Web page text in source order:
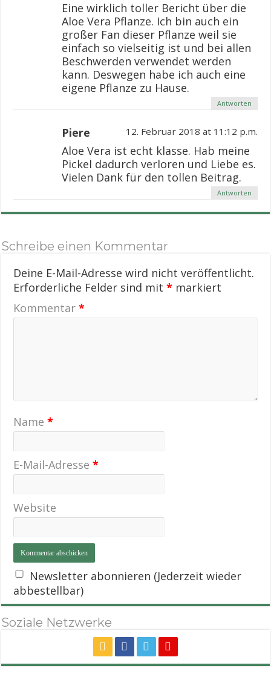
Eine wirklich toller Bericht über die
Aloe Vera Pflanze. Ich bin auch ein
großer Fan dieser Pflanze weil sie
einfach so vielseitig ist und bei allen
Beschwerden verwendet werden
kann. Deswegen habe ich auch eine
eigene Pflanze zu Hause.
Antworten
Piere 12. Februar 2018 at 11:12 p.m.
Aloe Vera ist echt klasse. Hab meine
Pickel dadurch verloren und Liebe es.
Vielen Dank für den tollen Beitrag.
Antworten
Schreibe einen Kommentar
Deine E-Mail-Adresse wird nicht veröffentlicht.
Erforderliche Felder sind mit* markiert
Kommentar*
Name*
E-Mail-Adresse*
Website
Newsletter abonnieren (Jederzeit wieder
abbestellbar)
Soziale Netzwerke